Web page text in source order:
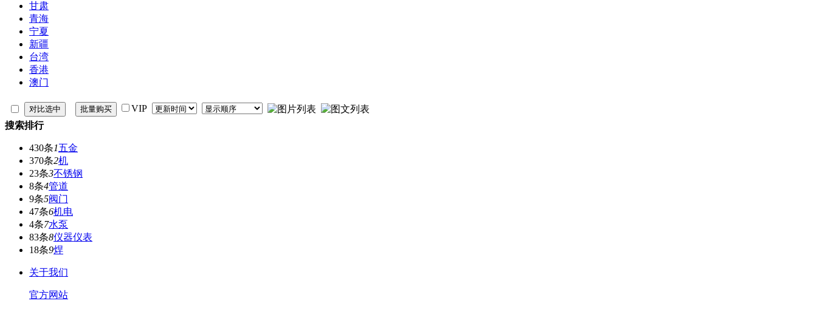
甘肃
青海
宁夏
新疆
台湾
香港
澳门
VIP
搜索排行
430条1五金
370条2机
23条3不锈钢
8条4管道
9条5阀门
47条6机电
4条7水泵
83条8仪器仪表
18条9焊
关于我们
官方网站